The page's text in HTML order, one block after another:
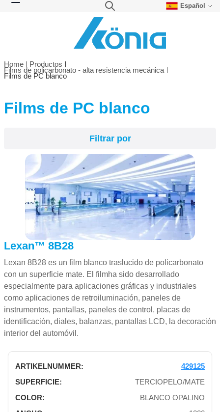
Español
Home Productos
Films de policarbonato - alta resistencia mecánica
Films de PC blanco
Filtrar por
Films de PC blanco
Filtrar por
Lexan™ 8B28
Lexan 8B28 es un film blanco traslucido de policarbonato
con un superficie mate. El filmha sido desarrollado
especialmente para aplicaciones gráficas y industriales
como aplicaciones de retroiluminación, paneles de
instrumentos, pantallas, paneles de control, placas de
identificación, diales, balanzas, pantallas LCD, la decoración
interior del automóvil.
429125
TERCIOPELO/MATE
BLANCO OPALINO